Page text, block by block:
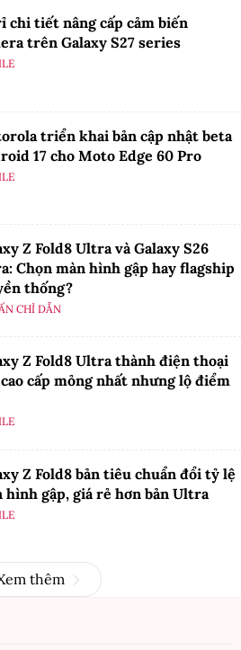
chi tiết nâng cấp cảm biến
trên Galaxy S27 series
triển khai bản cập nhật beta
17 cho Moto Edge 60 Pro
Z Fold8 Ultra và Galaxy S26
Chọn màn hình gập hay flagship
thống?
CHỈ DẪN
Z Fold8 Ultra thành điện thoại
cấp mỏng nhất nhưng lộ điểm
Z Fold8 bản tiêu chuẩn đổi tỷ lệ
hình gập, giá rẻ hơn bản Ultra
thêm